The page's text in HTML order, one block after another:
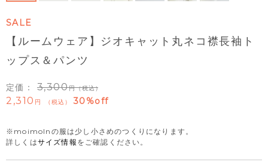
SALE
【ルームウェア】ジオキャット丸ネコ襟長袖ト
ップス＆パンツ
定価： 3,300 （税込）
2,310 税込 30%off
※moimolnの服は少し小さめのつくりになります。
詳しくはサイズ情報 をご確認ください。